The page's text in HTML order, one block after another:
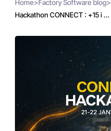
Home>Factory Software blog>
Hackathon CONNECT : +15 i ...